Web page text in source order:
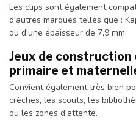
Les clips sont également
d'autres marques telles que :
ou d'une épaisseur de 7,9 mm.
Jeux de
primaire et
Convient également très bien
crèches, les scouts, les
ou les zones d'attente.